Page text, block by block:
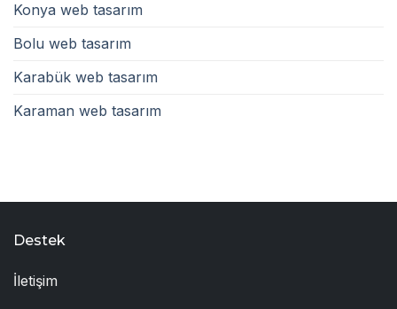
Konya web tasarım
Bolu web tasarım
Karabük web tasarım
Karaman web tasarım
Destek
İletişim